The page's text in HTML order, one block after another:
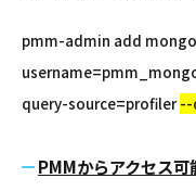
pmm-admin add
query-source=profiler--
PMMからアクセス